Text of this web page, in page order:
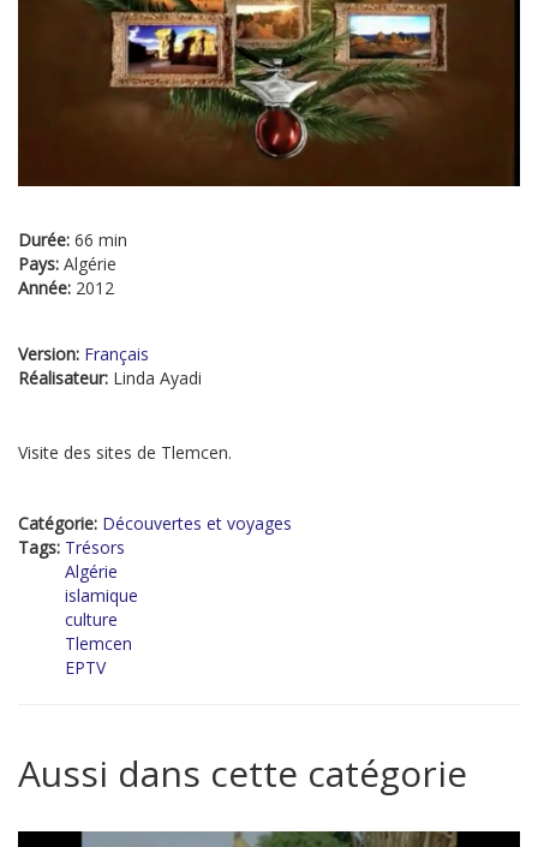
Durée: 66 min
Pays: Algérie
Année: 2012
Version: Français
Réalisateur: Linda Ayadi
Visite des sites de Tlemcen.
Catégorie: Découvertes et voyages
Tags: Trésors
Algérie
islamique
culture
Tlemcen
EPTV
Aussi dans cette catégorie